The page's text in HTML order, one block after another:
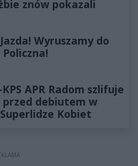
znów pokazali
Wyruszamy do
APR Radom szlifuje
debiutem w
Kobiet